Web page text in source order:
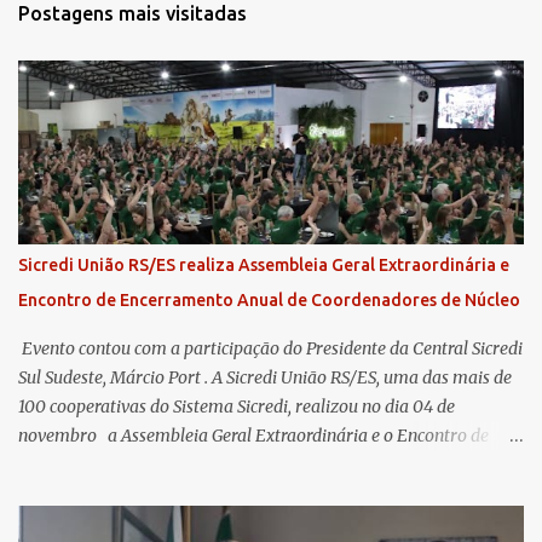
Postagens mais visitadas
Sicredi União RS/ES realiza Assembleia Geral Extraordinária e
Encontro de Encerramento Anual de Coordenadores de Núcleo
​ Evento contou com a participação do Presidente da Central Sicredi
Sul Sudeste, Márcio Port . A Sicredi União RS/ES, uma das mais de
100 cooperativas do Sistema Sicredi, realizou no dia 04 de
novembro a Assembleia Geral Extraordinária e o Encontro de
futuro. O evento ocorreu presencialmente em Santa Rosa/RS com